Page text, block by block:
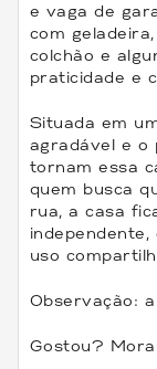
e vaga de
com
colchão e
praticidade e
Situada em
agradável e o
tornam essa
quem busca
rua, a casa
uso
Observação:
Gostou?